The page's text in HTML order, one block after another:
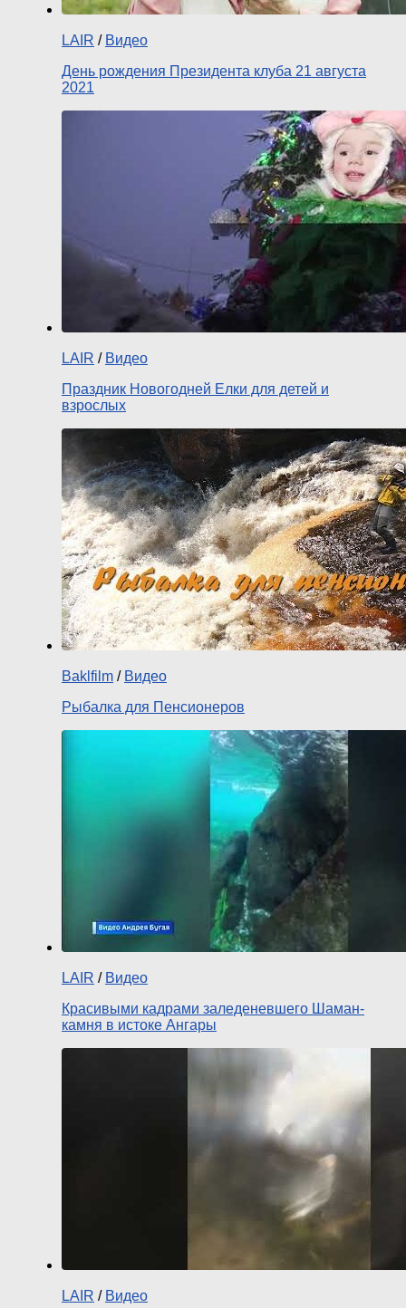
LAIR / Видео
День рождения Президента клуба 21 августа
2021
LAIR / Видео
Праздник Новогодней Елки для детей и
взрослых
Baklfilm / Видео
Рыбалка для Пенсионеров
LAIR / Видео
Красивыми кадрами заледеневшего Шаман-
камня в истоке Ангары
LAIR / Видео